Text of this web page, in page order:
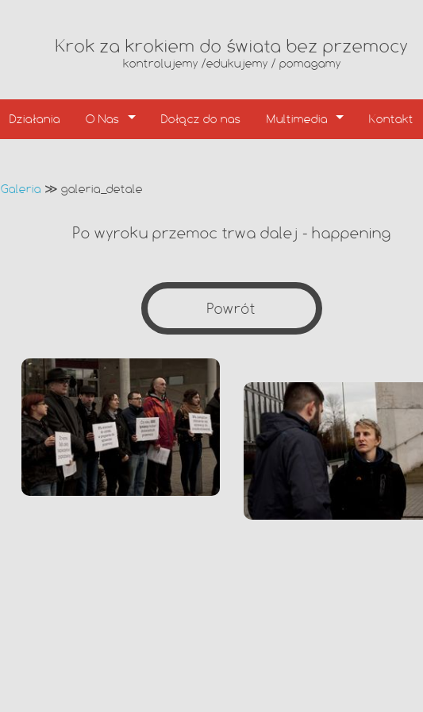
Krok za krokiem do świata bez przemocy
kontrolujemy /edukujemy / pomagamy
Działania O Nas Dołącz do nas Multimedia Kontakt
Galeria ≫ galeria_detale
Po wyroku przemoc trwa dalej - happening
Powrót